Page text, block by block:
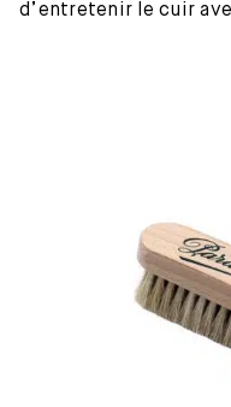
d’entretenir le cuir